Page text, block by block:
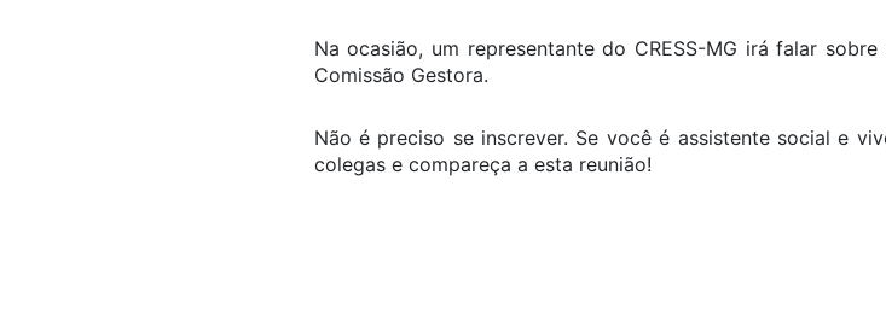
Na ocasião, um representante do CRESS-MG irá falar
Comissão Gestora.
Não é preciso se inscrever. Se você é assistente social e
colegas e compareça a esta reunião!